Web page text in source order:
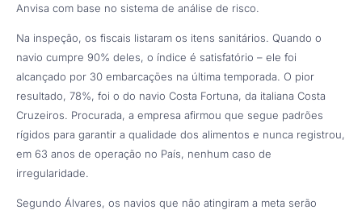
Anvisa com base no sistema de análise de risco.
Na inspeção, os fiscais listaram os itens sanitários. Quando o
navio cumpre 90% deles, o índice é satisfatório – ele foi
alcançado por 30 embarcações na última temporada. O pior
resultado, 78%, foi o do navio Costa Fortuna, da italiana Costa
Cruzeiros. Procurada, a empresa afirmou que segue padrões
rígidos para garantir a qualidade dos alimentos e nunca registrou,
em 63 anos de operação no País, nenhum caso de
irregularidade.
Segundo Álvares, os navios que não atingiram a meta serão